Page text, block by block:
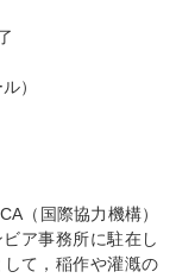
）
（国際協力機構）
ア事務所に駐在し
て，稲作や灌漑の